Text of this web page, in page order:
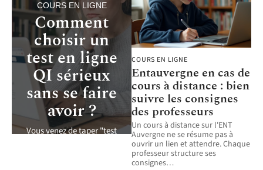
COURS EN LIGNE
Comment
choisir un
test en ligne
QI sérieux
sans se faire
avoir ?
Vous venez de taper "test
COURS EN LIGNE
Entauvergne en cas de
cours à distance : bien
suivre les consignes
des professeurs
Un cours à distance sur l'ENT
Auvergne ne se résume pas à
ouvrir un lien et attendre. Chaque
professeur structure ses
consignes…